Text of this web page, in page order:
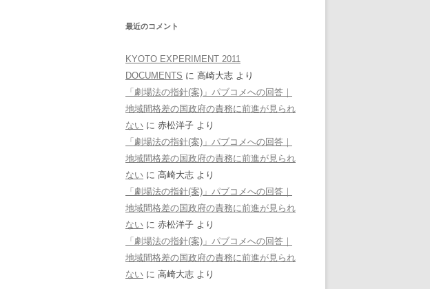
最近のコメント
KYOTO EXPERIMENT 2011
DOCUMENTS に 高崎大志 より
「劇場法の指針(案)」パブコメへの回答｜
地域間格差の国政府の責務に前進が見られ
ない に 赤松洋子 より
「劇場法の指針(案)」パブコメへの回答｜
地域間格差の国政府の責務に前進が見られ
ない に 高崎大志 より
「劇場法の指針(案)」パブコメへの回答｜
地域間格差の国政府の責務に前進が見られ
ない に 赤松洋子 より
「劇場法の指針(案)」パブコメへの回答｜
地域間格差の国政府の責務に前進が見られ
ない に 高崎大志 より